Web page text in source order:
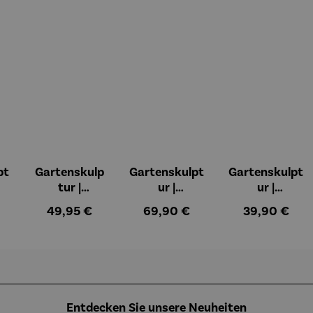
Gartenskulp
tur |
Springender
Regulärer Preis:
49,95 €
Gartenskulpt
ur |
Prinz auf
Regulärer Preis:
69,90 €
Gartenskulpt
ur |
Aufmerksam
Regulärer
39,90 €
Entdecken Sie unsere Neuheiten